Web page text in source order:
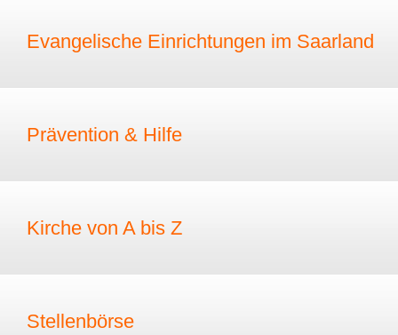
Evangelische Einrichtungen im Saarland
Prävention & Hilfe
Kirche von A bis Z
Stellenbörse